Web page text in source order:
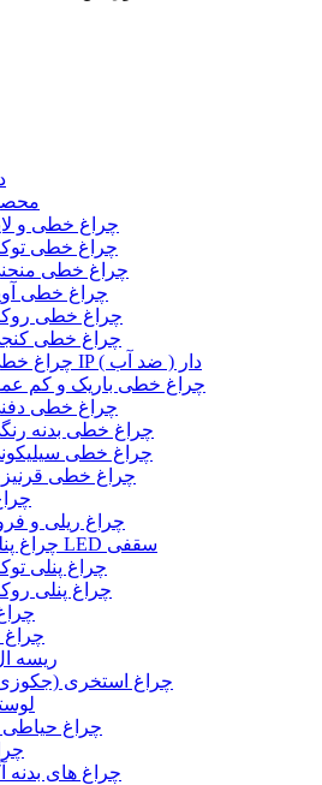
چراغ خطی و
چراغ خطی
چراغ خطی
چراغ خطی
چراغ خطی
چراغ خطی
چراغ خطی IP دار ( ضد آب )
چراغ خطی باریک و کم
چراغ خطی
چراغ خطی بدنه
چراغ خطی
چراغ خطی
چراغ ریلی و
چراغ پنلی و پنل LED سقفی
چراغ پنلی
چراغ پنلی
چراغ
ریسه
چراغ استخری (جکوزی)
چراغ حیاطی
چراغ های بدنه